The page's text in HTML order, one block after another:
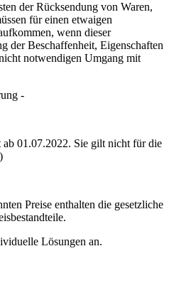
der Rücksendung von Waren,
für einen etwaigen
wenn dieser
der Beschaffenheit, Eigenschaften
notwendigen Umgang mit
-
01.07.2022. Sie gilt nicht für die
Preise enthalten die gesetzliche
Lösungen an.